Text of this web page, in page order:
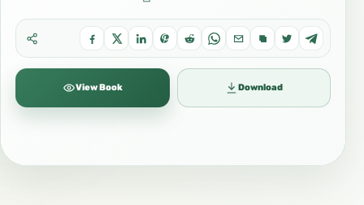
View Book Download